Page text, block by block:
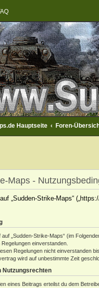
Hauptseite Foren-
Maps -
„Sudden-Strike-Maps“
auf „Sudden-Strike-Maps“ (im
einverstanden.
Regelungen nicht einverstanden
wird auf unbestimmte Zeit
Nutzungsrechten
eines Beitrags erteilst du dem